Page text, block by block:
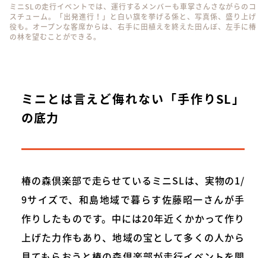
ミニSLの走行イベントでは、運行するメンバーも車掌さんさながらのコ
スチューム。「出発進行！」と白い旗を挙げる係と、写真係、盛り上げ
役も。オープンな客席からは、右手に田植えを終えた田んぼ、左手に椿
の林を望むことができる。
ミニとは言えど侮れない「手作りSL」
の底力
椿の森倶楽部で走らせているミニSLは、実物の1/
9サイズで、和島地域で暮らす佐藤昭一さんが手
作りしたものです。中には20年近くかかって作り
上げた力作もあり、地域の宝として多くの人から